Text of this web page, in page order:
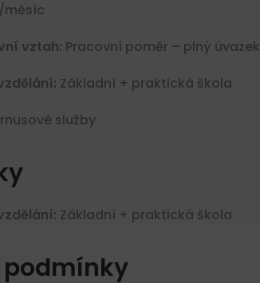
měsíc
vztah: Pracovní poměr – plný úvazek
Základní + praktická škola
služby
Základní + praktická škola
podmínky